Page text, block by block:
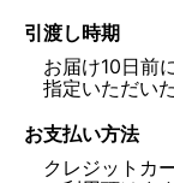
引渡し時期
お届け10日前
指定いただい
お支払い方法
クレジットカ